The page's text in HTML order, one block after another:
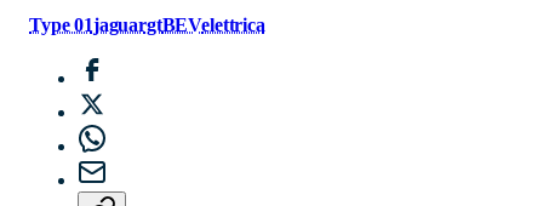
Type 01jaguargtBEVelettrica